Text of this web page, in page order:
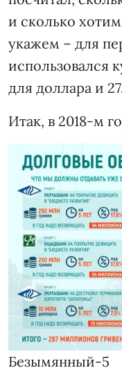
и сколько
укажем – для
использовался
для доллара и
Итак, в 2018-м
Безымянный-5